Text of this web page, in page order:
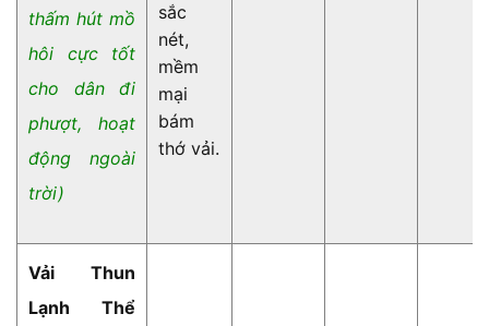
thấm hút mồ
hôi cực tốt
cho dân đi
phượt, hoạt
động ngoài
trời)
sắc
nét,
mềm
mại
bám
thớ vải.
Vải Thun
Lạnh Thể